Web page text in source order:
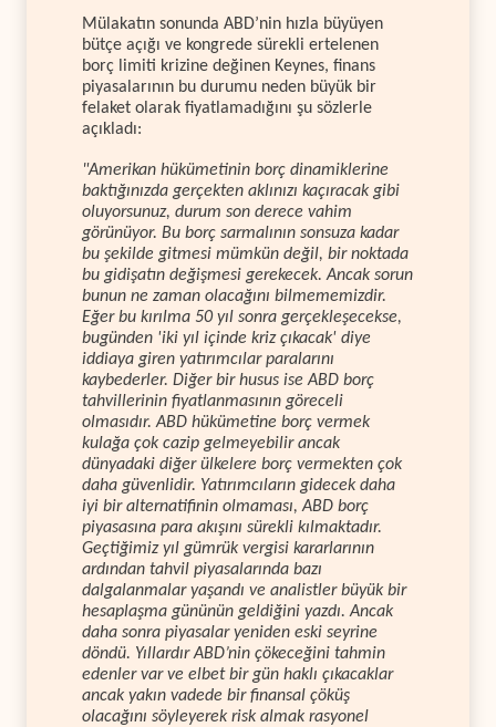
Mülakatın sonunda ABD’nin hızla büyüyen
bütçe açığı ve kongrede sürekli ertelenen
borç limiti krizine değinen Keynes, finans
piyasalarının bu durumu neden büyük bir
felaket olarak fiyatlamadığını şu sözlerle
açıkladı:
"Amerikan hükümetinin borç dinamiklerine
baktığınızda gerçekten aklınızı kaçıracak gibi
oluyorsunuz, durum son derece vahim
görünüyor. Bu borç sarmalının sonsuza kadar
bu şekilde gitmesi mümkün değil, bir noktada
bu gidişatın değişmesi gerekecek. Ancak sorun
bunun ne zaman olacağını bilmememizdir.
Eğer bu kırılma 50 yıl sonra gerçekleşecekse,
bugünden 'iki yıl içinde kriz çıkacak' diye
iddiaya giren yatırımcılar paralarını
kaybederler. Diğer bir husus ise ABD borç
tahvillerinin fiyatlanmasının göreceli
olmasıdır. ABD hükümetine borç vermek
kulağa çok cazip gelmeyebilir ancak
dünyadaki diğer ülkelere borç vermekten çok
daha güvenlidir. Yatırımcıların gidecek daha
iyi bir alternatifinin olmaması, ABD borç
piyasasına para akışını sürekli kılmaktadır.
Geçtiğimiz yıl gümrük vergisi kararlarının
ardından tahvil piyasalarında bazı
dalgalanmalar yaşandı ve analistler büyük bir
hesaplaşma gününün geldiğini yazdı. Ancak
daha sonra piyasalar yeniden eski seyrine
döndü. Yıllardır ABD’nin çökeceğini tahmin
edenler var ve elbet bir gün haklı çıkacaklar
ancak yakın vadede bir finansal çöküş
olacağını söyleyerek risk almak rasyonel